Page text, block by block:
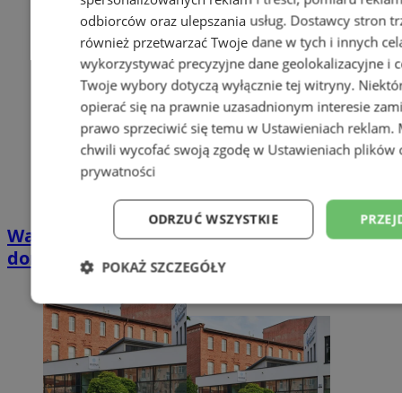
Wakacyjny wypoczynek nad Bałtykiem w
domkach Szmaragdowe Morze
odbiorców oraz ulepszania usług. Dostawcy stron
również przetwarzać Twoje dane w tych i innych
wykorzystywać precyzyjne dane geolokalizacyjne i
Twoje wybory dotyczą wyłącznie tej witryny.
opierać się na prawnie uzasadnionym interesie
prawo sprzeciwić się temu w Ustawieniach reklam.
chwili wycofać swoją zgodę w Ustawieniach plików
prywatności
ODRZUĆ WSZYSTKIE
POKAŻ SZCZEGÓŁY
Niezbędne Wydajność
Niesklasyfikowane